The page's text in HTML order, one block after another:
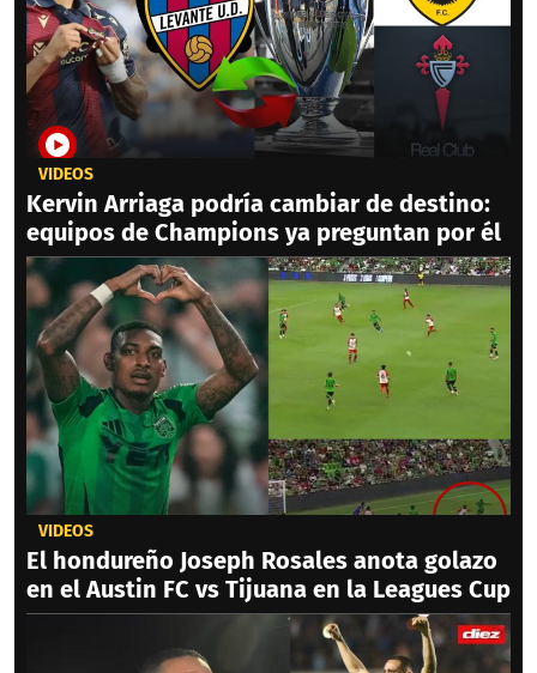
VIDEOS
Kervin Arriaga podría cambiar de destino:
equipos de Champions ya preguntan por él
VIDEOS
El hondureño Joseph Rosales anota golazo
en el Austin FC vs Tijuana en la Leagues Cup